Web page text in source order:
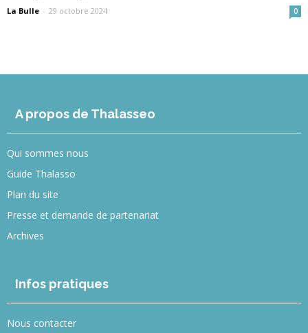
La Bulle - 29 octobre 2024 0
A propos de Thalasseo
Qui sommes nous
Guide Thalasso
Plan du site
Presse et demande de partenariat
Archives
Infos pratiques
Nous contacter